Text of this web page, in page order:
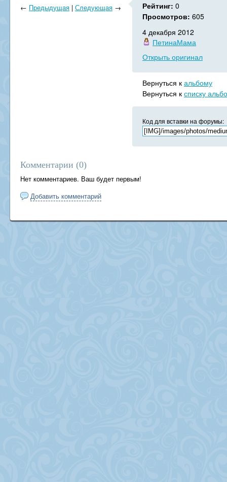
← Предыдущая | Следующая → Рейтинг: 0
Просмотров: 605
4 декабря 2012
ПетинаМама
Открыть оригинал
Вернуться к альбому
Вернуться к списку
Код для вставки на форумы:
Комментарии (0)
Нет комментариев. Ваш будет первым!
Добавить комментарий